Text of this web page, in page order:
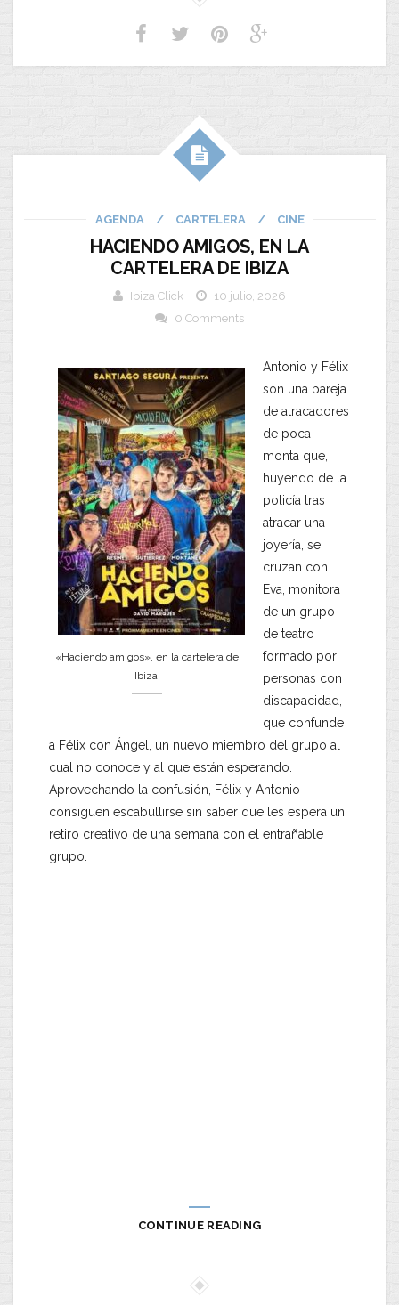
AGENDA / CARTELERA / CINE
HACIENDO AMIGOS, EN LA
CARTELERA DE IBIZA
Ibiza Click
10 julio, 2026
0 Comments
«Haciendo amigos», en la cartelera de
Ibiza.
Antonio y Félix
son una pareja
de atracadores
de poca
monta que,
huyendo de la
policía tras
atracar una
joyería, se
cruzan con
Eva, monitora
de un grupo
de teatro
formado por
personas con
discapacidad,
que confunde
a Félix con Ángel, un nuevo miembro del grupo al
cual no conoce y al que están esperando.
Aprovechando la confusión, Félix y Antonio
consiguen escabullirse sin saber que les espera un
retiro creativo de una semana con el entrañable
grupo.
CONTINUE READING